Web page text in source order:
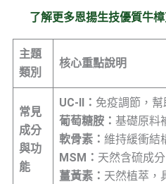
了解更多恩揚生技優質牛
主題
類別
核心重點說明
常見
成分
與功
能
UC-II： 免疫調節，
葡萄糖胺： 基礎原料
軟骨素： 維持緩衝結
MSM： 天然含硫成
薑黃素： 天然植萃，